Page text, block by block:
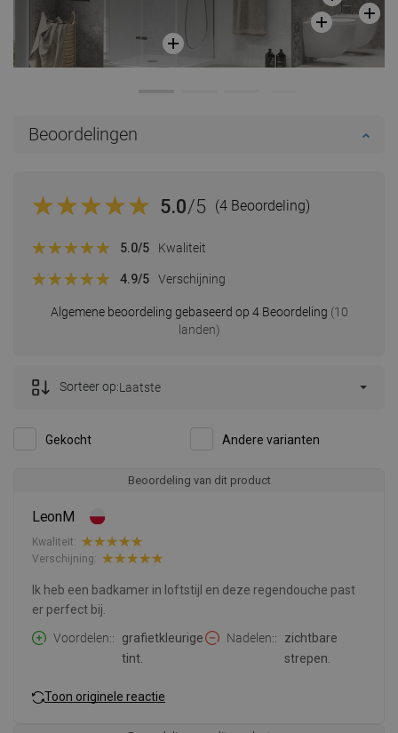
Beoordelingen
5.0/5 (4 Beoordeling)
Algemene beoordeling gebaseerd op 4 Beoordeling (10
landen)
5.0/5 Kwaliteit
4.9/5 Verschijning
Gekocht Andere varianten
Sorteer op:Laatste
Beoordeling van dit product
LeonM
Kwaliteit:
Verschijning:
Ik heb een badkamer in loftstijl en deze regendouche past
er perfect bij.
Voordelen:
grafietkleurige
tint.
Nadelen:
zichtbare
strepen.
Toon originele reactie